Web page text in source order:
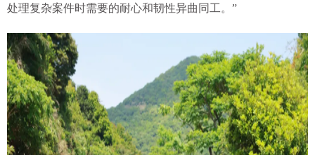
处理复杂案件时需要的耐心和韧性异曲同工。”